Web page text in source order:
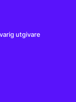
utgivare